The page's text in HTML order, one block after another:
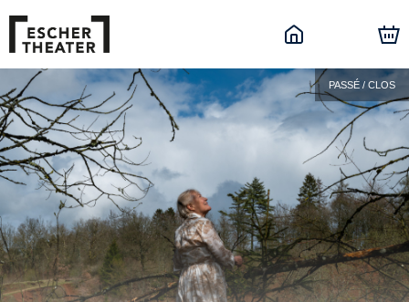
PASSÉ / CLOS